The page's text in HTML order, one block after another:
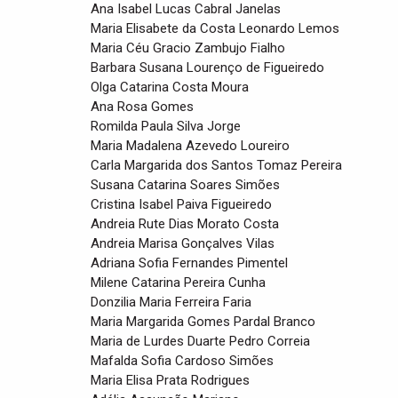
Ana Isabel Lucas Cabral Janelas
Maria Elisabete da Costa Leonardo Lemos
Maria Céu Gracio Zambujo Fialho
Barbara Susana Lourenço de Figueiredo
Olga Catarina Costa Moura
Ana Rosa Gomes
Romilda Paula Silva Jorge
Maria Madalena Azevedo Loureiro
Carla Margarida dos Santos Tomaz Pereira
Susana Catarina Soares Simões
Cristina Isabel Paiva Figueiredo
Andreia Rute Dias Morato Costa
Andreia Marisa Gonçalves Vilas
Adriana Sofia Fernandes Pimentel
Milene Catarina Pereira Cunha
Donzilia Maria Ferreira Faria
Maria Margarida Gomes Pardal Branco
Maria de Lurdes Duarte Pedro Correia
Mafalda Sofia Cardoso Simões
Maria Elisa Prata Rodrigues